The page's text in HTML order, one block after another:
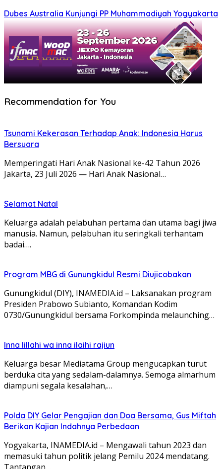
Dubes Australia Kunjungi PP Muhammadiyah Yogyakarta
Recommendation for You
Tsunami Kekerasan Terhadap Anak: Indonesia Harus
Bersuara
Memperingati Hari Anak Nasional ke-42 Tahun 2026
Jakarta, 23 Juli 2026 — Hari Anak Nasional…
Selamat Natal
Keluarga adalah pelabuhan pertama dan utama bagi jiwa
manusia. Namun, pelabuhan itu seringkali terhantam
badai….
Program MBG di Gunungkidul Resmi Diujicobakan
Gunungkidul (DIY), INAMEDIA.id – Laksanakan program
Presiden Prabowo Subianto, Komandan Kodim
0730/Gunungkidul bersama Forkompinda melaunching…
Inna lillahi wa inna ilaihi rajiun
Keluarga besar Mediatama Group mengucapkan turut
berduka cita yang sedalam-dalamnya. Semoga almarhum
diampuni segala kesalahan,…
Polda DIY Gelar Pengajian dan Doa Bersama, Gus Miftah
Berikan Kajian Indahnya Perbedaan
Yogyakarta, INAMEDIA.id – Mengawali tahun 2023 dan
memasuki tahun politik jelang Pemilu 2024 mendatang.